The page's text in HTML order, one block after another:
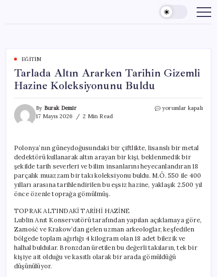
content
EĞITIM
Tarlada Altın Ararken Tarihin Gizemli
Hazine Koleksiyonunu Buldu
By Burak Demir
17 Mayıs 2026
2 Min Read
Tarlada
Hazine
Koleksiyonunu
Buldu
için
yorumlar kapalı
Polonya’nın güneydoğusundaki bir çiftlikte, lisanslı bir metal
dedektörü kullanarak altın arayan bir kişi, beklenmedik bir
şekilde tarih severleri ve bilim insanlarını heyecanlandıran 18
parçalık muazzam bir takı koleksiyonu buldu. M.Ö. 550 ile 400
yılları arasına tarihlendirilen bu eşsiz hazine, yaklaşık 2.500 yıl
önce özenle toprağa gömülmüş.
TOPRAK ALTINDAKİ TARİHİ HAZİNE
Lublin Anıt Konservatörü tarafından yapılan açıklamaya göre,
Zamość ve Krakow’dan gelen uzman arkeologlar, keşfedilen
bölgede toplam ağırlığı 4 kilogram olan 18 adet bilezik ve
halhal buldular. Bronzdan üretilen bu değerli takıların, tek bir
kişiye ait olduğu ve kasıtlı olarak bir arada gömüldüğü
düşünülüyor.